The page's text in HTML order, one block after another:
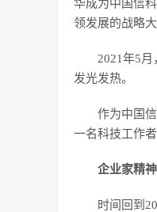
华成为中国信
领发展的战略大
2021年5
发光发热。
作为中国
一名科技工作
企业家精
时间回到